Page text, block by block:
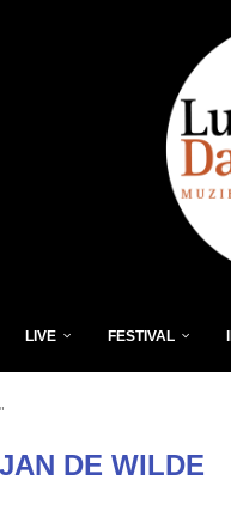
LIVE FESTIVAL
JAN DE WILDE